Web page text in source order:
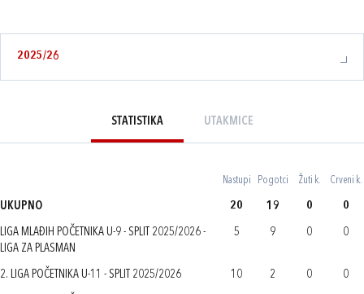
2025/26
STATISTIKA UTAKMICE
Nastupi Pogotci Žuti k. Crveni k.
UKUPNO 20 19 0 0
LIGA MLAĐIH POČETNIKA U-9 - SPLIT 2025/2026 -
LIGA ZA PLASMAN
5 9 0 0
2. LIGA POČETNIKA U-11 - SPLIT 2025/2026 10 2 0 0